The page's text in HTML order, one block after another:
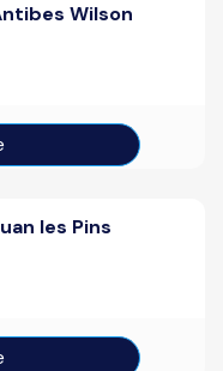
Wilson
les Pins